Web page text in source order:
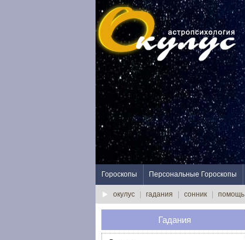
Гороскопы Персональные Гороскопы
окулус гадания сонник помощь
Гадания